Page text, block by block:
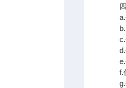
四
a.传
b.多
c.传
d.传
e.传
f.传
g.传